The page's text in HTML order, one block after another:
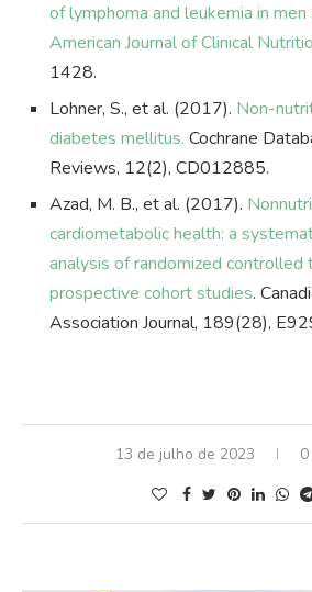
of lymphoma and leukemia in men
American Journal of Clinical
1428.
Lohner, S., et al. (2017). Non-
diabetes mellitus. Cochrane
Reviews, 12(2), CD012885.
Azad, M. B., et al. (2017).
cardiometabolic health: a
analysis of randomized controlled
prospective cohort studies.
Association Journal, 189(28),
13 de julho de 2023